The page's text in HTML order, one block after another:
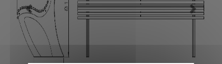
Previous Next